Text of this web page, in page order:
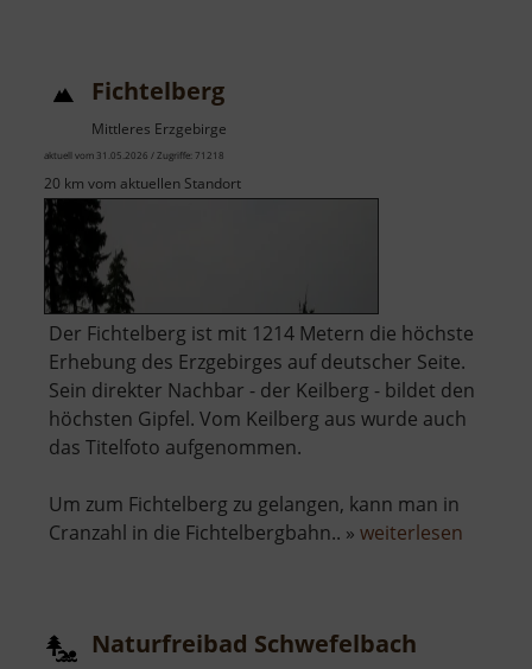
Fichtelberg
Mittleres Erzgebirge
aktuell vom 31.05.2026 / Zugriffe: 71218
20 km vom aktuellen Standort
Der Fichtelberg ist mit 1214 Metern die höchste
Erhebung des Erzgebirges auf deutscher Seite.
Sein direkter Nachbar - der Keilberg - bildet den
höchsten Gipfel. Vom Keilberg aus wurde auch
das Titelfoto aufgenommen.
Um zum Fichtelberg zu gelangen, kann man in
Cranzahl in die Fichtelbergbahn.. » weiterlesen
Naturfreibad Schwefelbach